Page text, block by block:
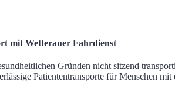
mit Wetterauer Fahrdienst
Gründen nicht sitzend
Patiententransporte für Menschen